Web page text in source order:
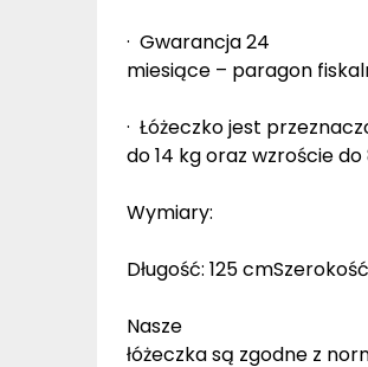
· Gwarancja 24
miesiące – paragon
· Łóżeczko jest
do 14 kg oraz wzroście
Wymiary:
Długość: 125
Nasze
łóżeczka są zgodne z